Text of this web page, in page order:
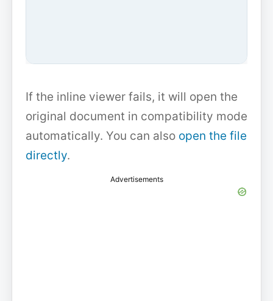
If the inline viewer fails, it will open the
original document in compatibility mode
automatically. You can also open the file
directly.
Advertisements